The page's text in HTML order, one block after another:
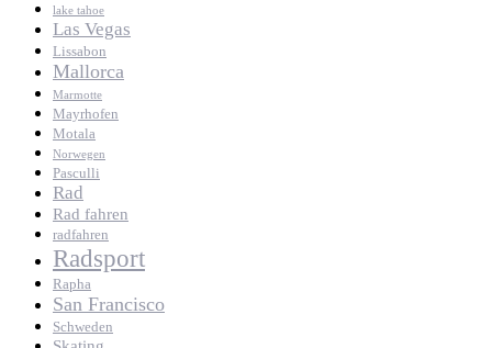
lake tahoe
Las Vegas
Lissabon
Mallorca
Marmotte
Mayrhofen
Motala
Norwegen
Pasculli
Rad
Rad fahren
radfahren
Radsport
Rapha
San Francisco
Schweden